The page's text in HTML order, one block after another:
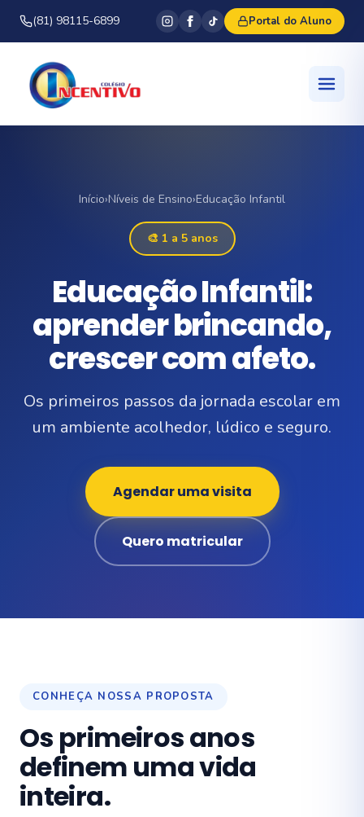
(81) 98115-6899 Portal do Aluno
Início›Níveis de Ensino›Educação Infantil
🎨 1 a 5 anos
Educação Infantil:
aprender brincando,
crescer com afeto.
Os primeiros passos da jornada escolar em
um ambiente acolhedor, lúdico e seguro.
Agendar uma visita
Quero matricular
CONHEÇA NOSSA PROPOSTA
Os primeiros anos
definem uma vida
inteira.